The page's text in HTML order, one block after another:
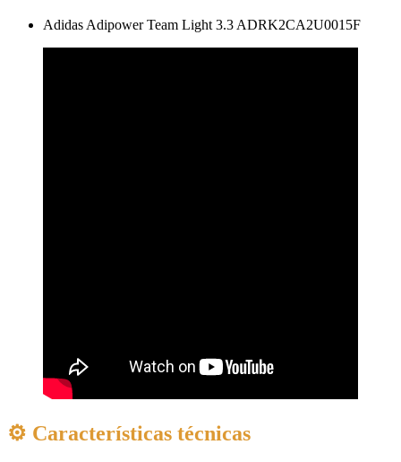
Adidas Adipower Team Light 3.3 ADRK2CA2U0015F
⚙️ Características técnicas